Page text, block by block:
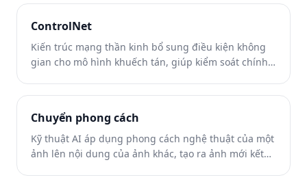
ControlNet
Kiến trúc mạng thần kinh bổ sung điều kiện không
gian cho mô hình khuếch tán, giúp kiểm soát chính
Chuyển phong cách
Kỹ thuật AI áp dụng phong cách nghệ thuật của một
ảnh lên nội dung của ảnh khác, tạo ra ảnh mới kết